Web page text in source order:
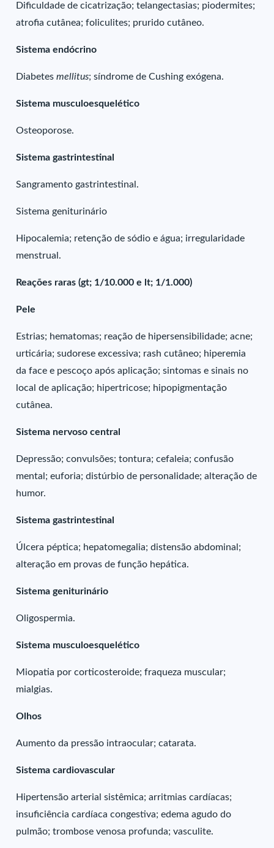
Dificuldade de cicatrização; telangectasias; piodermites;
atrofia cutânea; foliculites; prurido cutâneo.
Sistema endócrino
Diabetesmellitus; síndrome de Cushing exógena.
Sistema musculoesquelético
Osteoporose.
Sistema gastrintestinal
Sangramento gastrintestinal.
Sistema geniturinário
Hipocalemia; retenção de sódio e água; irregularidade
menstrual.
Reações raras (gt; 1/10.000 e lt; 1/1.000)
Pele
Estrias; hematomas; reação de hipersensibilidade; acne;
urticária; sudorese excessiva; rash cutâneo; hiperemia
da face e pescoço após aplicação; sintomas e sinais no
local de aplicação; hipertricose; hipopigmentação
cutânea.
Sistema nervoso central
Depressão; convulsões; tontura; cefaleia; confusão
mental; euforia; distúrbio de personalidade; alteração de
humor.
Sistema gastrintestinal
Úlcera péptica; hepatomegalia; distensão abdominal;
alteração em provas de função hepática.
Sistema geniturinário
Oligospermia.
Sistema musculoesquelético
Miopatia por corticosteroide; fraqueza muscular;
mialgias.
Olhos
Aumento da pressão intraocular; catarata.
Sistema cardiovascular
Hipertensão arterial sistêmica; arritmias cardíacas;
insuficiência cardíaca congestiva; edema agudo do
pulmão; trombose venosa profunda; vasculite.